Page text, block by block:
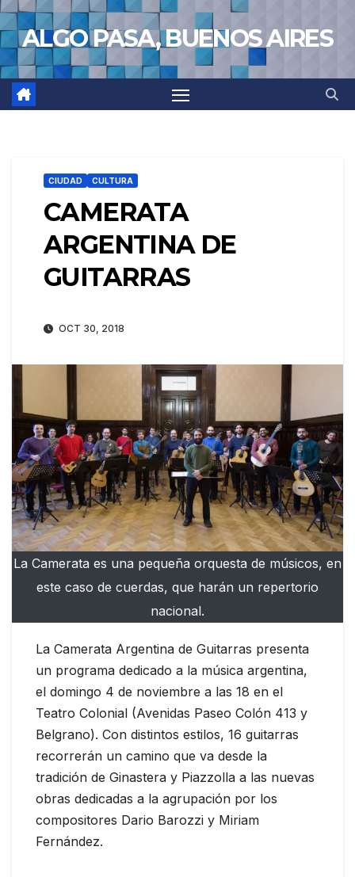
Saltar
al
contenido
ALGO PASA, BUENOS AIRES
CIUDAD CULTURA
CAMERATA
ARGENTINA DE
GUITARRAS
OCT 30, 2018
La Camerata es una pequeña orquesta de músicos, en
este caso de cuerdas, que harán un repertorio
nacional.
La Camerata Argentina de Guitarras presenta
un programa dedicado a la música argentina,
el domingo 4 de noviembre a las 18 en el
Teatro Colonial (Avenidas Paseo Colón 413 y
Belgrano). Con distintos estilos, 16 guitarras
recorrerán un camino que va desde la
tradición de Ginastera y Piazzolla a las nuevas
obras dedicadas a la agrupación por los
compositores Dario Barozzi y Miriam
Fernández.